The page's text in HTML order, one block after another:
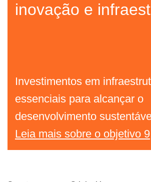
inovação e
Investimentos em
essenciais para alcançar o
desenvolvimento
Leia mais sobre o objetivo 9